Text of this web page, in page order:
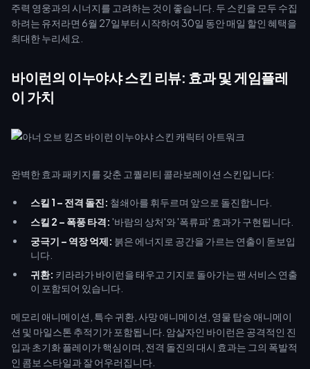
주력 영웅과의 시너지를 고려하는 것이 좋습니다. 두 스킨을 모두 수집
하려는 유저라면 6월 27일부터 시작하여 30일 동안 매일 할인 혜택을
최대한 누리세요.
바이런의 이누야샤 스킨 리뷰: 효과 및 게임플레
이 가치
완벽한 효과 패키지를 갖춘 고퀄리티 콜라보레이션 스킨입니다:
스킬 1 – 전격 돌진: 철쇄아를 휘두르며 앞으로 돌진합니다.
스킬 2 – 폭풍 타격: '바람의 상처'와 '폭류파' 효과가 구현됩니다.
궁극기 – 역장 억제: 붉은 에너지로 공간을 가르는 연출이 돋보입
니다.
귀환: 키라라가 바이런을 태우고 기지로 돌아가는 팬 서비스 연출
이 포함되어 있습니다.
메모리 애니메이션, 특수 귀환, 사망 애니메이션, 영물 탑승 애니메이
션 및 마일스톤 추적기가 포함됩니다. 암살자인 바이런은 공격적인 진
입과 초기화 플레이가 핵심이며, 전격 돌진의 대시 효과는 그의 폭발적
인 콤보 스타일과 잘 어우러집니다.